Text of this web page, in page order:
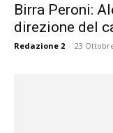
Birra Peroni:
direzione del
Redazione 2 - 23